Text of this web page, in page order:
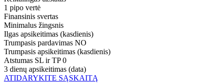
1 pipo vertė
Finansinis svertas
Minimalus žingsnis
Ilgas apsikeitimas (kasdienis)
Trumpasis pardavimas NO
Trumpasis apsikeitimas (kasdienis)
Atstumas SL ir TP 0
3 dienų apsikeitimas (data)
ATIDARYKITE SĄSKAITĄ